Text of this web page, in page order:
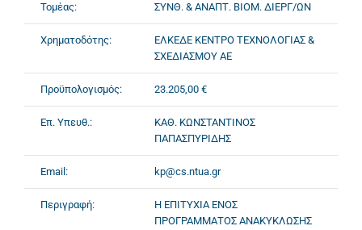
Τομέας: ΣΥΝΘ. & ΑΝΑΠΤ. ΒΙΟΜ. ΔΙΕΡΓ/ΩΝ
Χρηματοδότης:
ΕΛΚΕΔΕ ΚΕΝΤΡΟ ΤΕΧΝΟΛΟΓΙΑΣ &
ΣΧΕΔΙΑΣΜΟΥ ΑΕ
Προϋπολογισμός: 23.205,00 €
Επ. Υπευθ.:
ΚΑΘ. ΚΩΝΣΤΑΝΤΙΝΟΣ
ΠΑΠΑΣΠΥΡΙΔΗΣ
Email: kp@cs.ntua.gr
Περιγραφή:
Η ΕΠΙΤΥΧΙΑ ΕΝΟΣ
ΠΡΟΓΡΑΜΜΑΤΟΣ ΑΝΑΚΥΚΛΩΣΗΣ